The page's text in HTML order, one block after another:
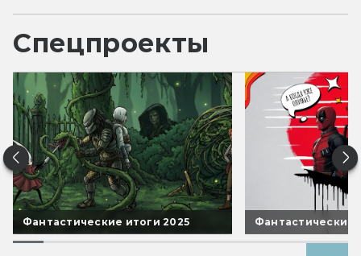
Спецпроекты
Фантастические итоги 2025 Фантастические